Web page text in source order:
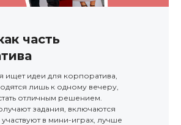
часть
ищет идеи для корпоратива,
лишь к одному вечеру,
отличным решением.
задания, включаются
в мини-играх, лучше